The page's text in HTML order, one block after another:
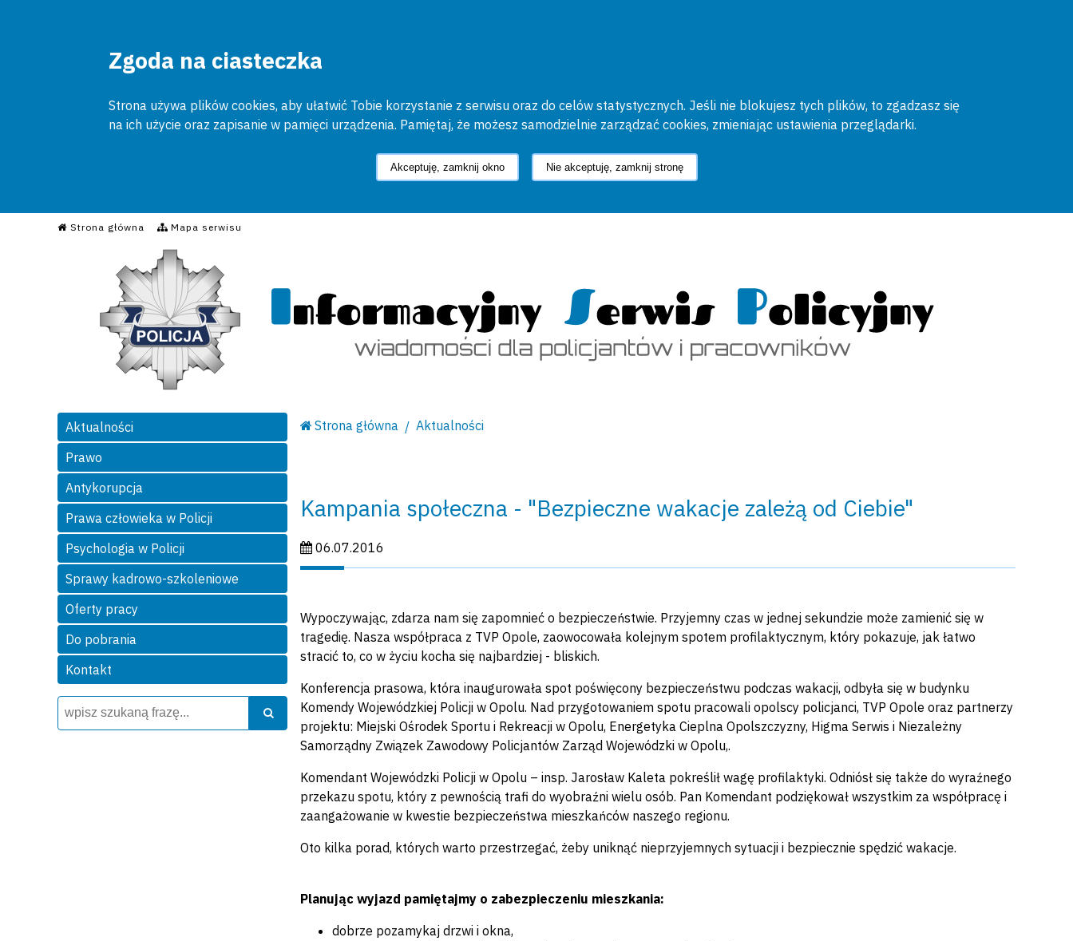
Zgoda na ciasteczka
Strona używa plików cookies, aby ułatwić Tobie korzystanie z serwisu oraz do celów statystycznych. Jeśli nie blokujesz tych plików, to zgadzasz się
na ich użycie oraz zapisanie w pamięci urządzenia. Pamiętaj, że możesz samodzielnie zarządzać cookies, zmieniając ustawienia przeglądarki.
Akceptuję, zamknij okno Nie akceptuję, zamknij stronę
Strona główna Mapa serwisu
Informacyjny Serwis Policyjny
Aktualności
Prawo
Antykorupcja
Prawa człowieka w Policji
Psychologia w Policji
Sprawy kadrowo-szkoleniowe
Oferty pracy
Do pobrania
Kontakt
Wyszukiwarka
Szukaj Szukaj
Strona główna Aktualności
Kampania społeczna - "Bezpieczne wakacje zależą od Ciebie"
Data publikacji:
06.07.2016
Wypoczywając, zdarza nam się zapomnieć o bezpieczeństwie. Przyjemny czas w jednej sekundzie może zamienić się w
tragedię. Nasza współpraca z TVP Opole, zaowocowała kolejnym spotem profilaktycznym, który pokazuje, jak łatwo
stracić to, co w życiu kocha się najbardziej - bliskich.
Konferencja prasowa, która inaugurowała spot poświęcony bezpieczeństwu podczas wakacji, odbyła się w budynku
Komendy Wojewódzkiej Policji w Opolu. Nad przygotowaniem spotu pracowali opolscy policjanci, TVP Opole oraz partnerzy
projektu: Miejski Ośrodek Sportu i Rekreacji w Opolu, Energetyka Cieplna Opolszczyzny, Higma Serwis i Niezależny
Samorządny Związek Zawodowy Policjantów Zarząd Wojewódzki w Opolu,.
Komendant Wojewódzki Policji w Opolu – insp. Jarosław Kaleta pokreślił wagę profilaktyki. Odniósł się także do wyraźnego
przekazu spotu, który z pewnością trafi do wyobraźni wielu osób. Pan Komendant podziękował wszystkim za współpracę i
zaangażowanie w kwestie bezpieczeństwa mieszkańców naszego regionu.
Oto kilka porad, których warto przestrzegać, żeby uniknąć nieprzyjemnych sytuacji i bezpiecznie spędzić wakacje.
Planując wyjazd pamiętajmy o zabezpieczeniu mieszkania:
dobrze pozamykaj drzwi i okna,